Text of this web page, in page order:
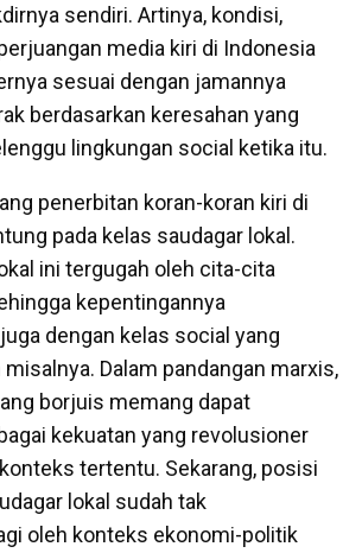
sendiri. Artinya, kondisi,
media kiri di Indonesia
sesuai dengan jamannya
berdasarkan keresahan yang
lingkungan social ketika itu.
penerbitan koran-koran kiri di
pada kelas saudagar lokal.
ini tergugah oleh cita-cita
kepentingannya
dengan kelas social yang
Dalam pandangan marxis,
borjuis memang dapat
kekuatan yang revolusioner
tertentu. Sekarang, posisi
lokal sudah tak
oleh konteks ekonomi-politik